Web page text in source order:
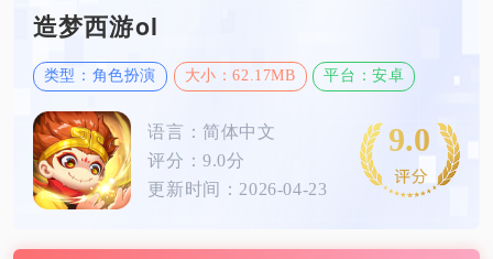
造梦西游ol
类型：角色扮演 大小：62.17MB 平台：安卓
语言：简体中文
评分：9.0分
更新时间：2026-04-23
9.0